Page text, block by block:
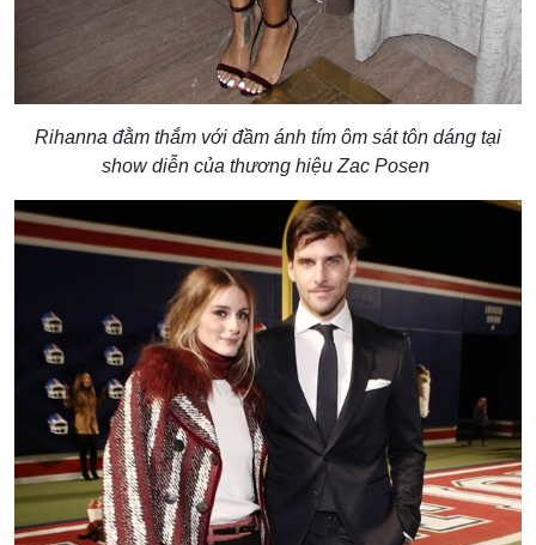
Rihanna đằm thắm với đầm ánh tím ôm sát tôn dáng tại
show diễn của thương hiệu Zac Posen